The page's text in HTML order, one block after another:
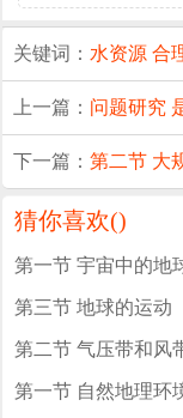
关键词： 水资源 合
上一篇： 问题研究
下一篇：第二节 大
猜你喜欢()
第一节 宇宙中的地
第三节 地球的运动
第二节 气压带和风
第一节 自然地理环